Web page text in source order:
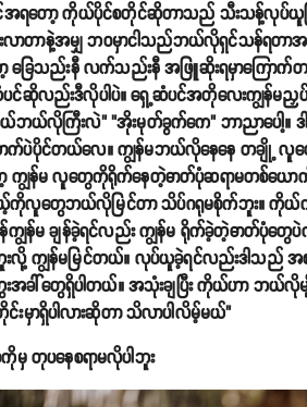
အရတော့ ကိုယ်ပိုင်စတိုင်ဆိုတာသည် သီးသန့်လုပ်ယူ
းလာတာနဲ့အမျှ ဘဝမှာငါသည်ဘယ်လိုရှင်သန်ရတ
ြေသည်းနီ လက်သည်းနီ အဖြူဆိုးရမှာကြောက်
ဆိုလည်းဒီလိုပါပဲ။ ရှေ့ဆံပင်အတိုလေးကျွန်မညှပ်
ယ်လိုကြီးလဲ" "အိုးမုတ်ခွက်ကေ" ဘာညာပေါ့။ ဒါ
က်ပဲပိုင်တယ်လေ။ ကျွန်မဘယ်လိုနေနေ တချို့ လူ
ာ့ ကျွန်မ လူတွေကိုရိုက်နေတဲ့ဓာတ်ပုံဆရာမတစ်ယ
ကိုလူတွေဘယ်လိုမြင်တာ သိပ်ဂရုမစိုက်ဘူး။ ကို
ျွန်မ ချန်ခဲ့ရင်လည်း ကျွန်မ ရိုက်ခဲ့တဲ့ဓာတ်ပုံတွ
ကျွန်မမြင်တယ်။ လုပ်ယူခဲ့ရင်လည်းဒါသည်
ခါ်တွေရှိပါတယ်။ အသုံးချပြီး ကိုယ်ဟာ ဘယ်
မှာရှိပါလားဆိုတာ သိလာပါလိမ့်မယ်"
တုပနေစရာမလိုပါဘူး